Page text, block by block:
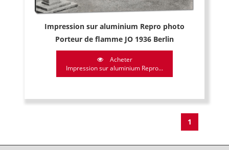
Impression sur aluminium Repro photo
Porteur de flamme JO 1936 Berlin
Acheter
Impression sur aluminium Repro...
1